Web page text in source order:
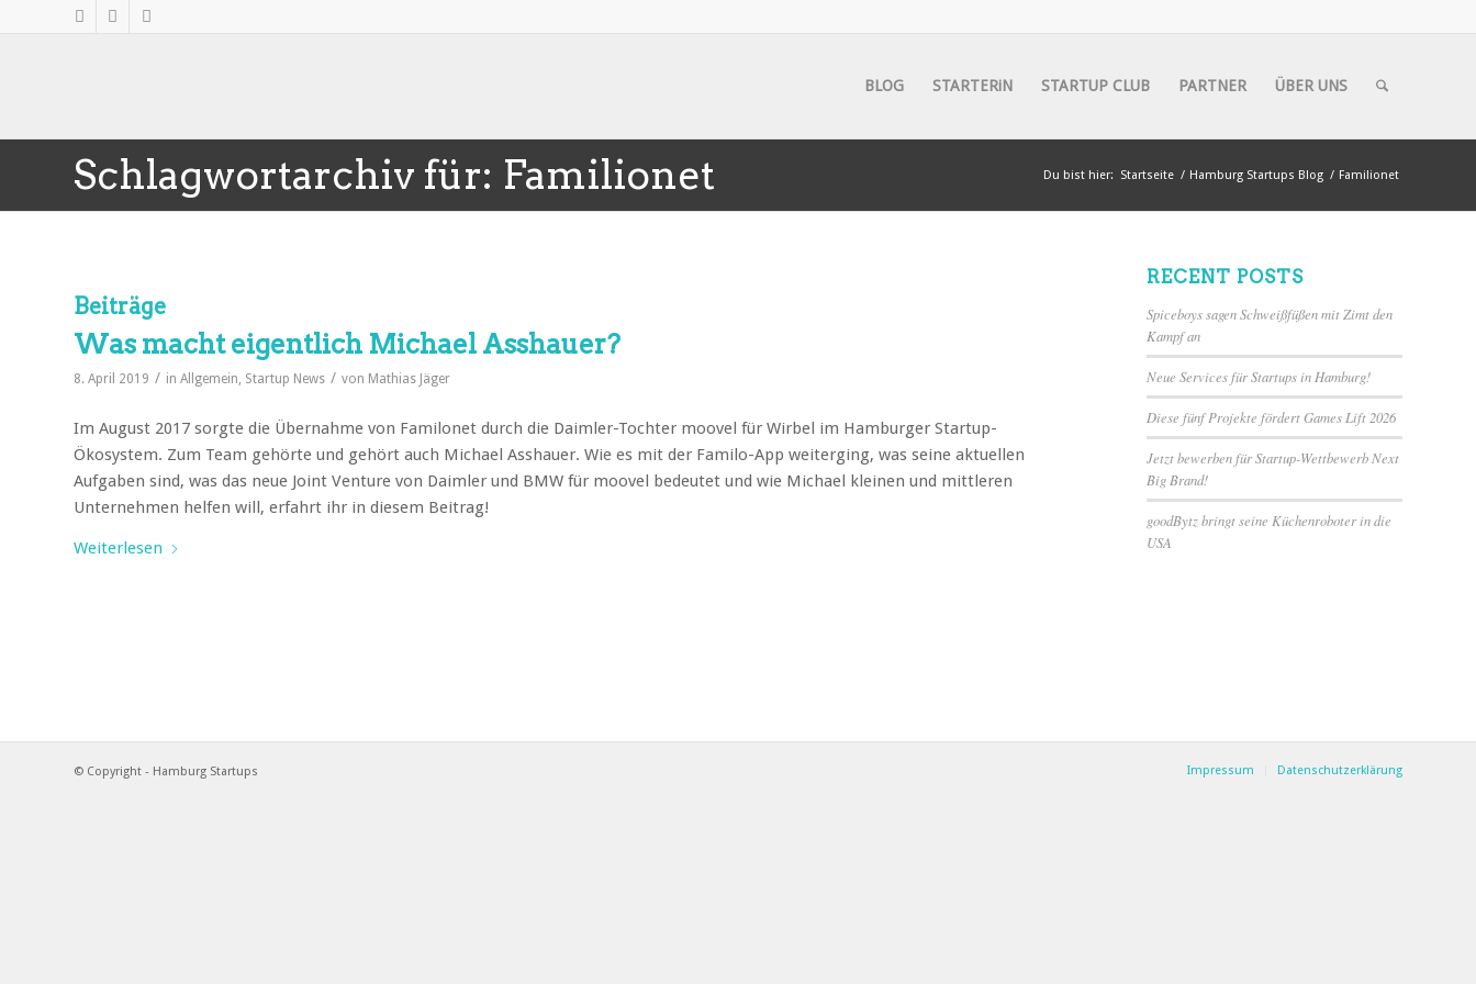
BLOG STARTERiN STARTUP CLUB PARTNER ÜBER UNS
Schlagwortarchiv für: Familionet Du bist hier: Startseite / Hamburg Startups Blog / Familionet
Beiträge
Was macht eigentlich Michael Asshauer?
8. April 2019 / in Allgemein, Startup News / von Mathias Jäger
Im August 2017 sorgte die Übernahme von Familonet durch die Daimler-Tochter moovel für Wirbel im Hamburger Startup-
Ökosystem. Zum Team gehörte und gehört auch Michael Asshauer. Wie es mit der Familo-App weiterging, was seine aktuellen
Aufgaben sind, was das neue Joint Venture von Daimler und BMW für moovel bedeutet und wie Michael kleinen und mittleren
Unternehmen helfen will, erfahrt ihr in diesem Beitrag!
Weiterlesen
RECENT POSTS
Spiceboys sagen Schweißfüßen mit Zimt den
Kampf an
Neue Services für Startups in Hamburg!
Diese fünf Projekte fördert Games Lift 2026
Jetzt bewerben für Startup-Wettbewerb Next
Big Brand!
goodBytz bringt seine Küchenroboter in die
USA
© Copyright - Hamburg Startups Impressum Datenschutzerklärung